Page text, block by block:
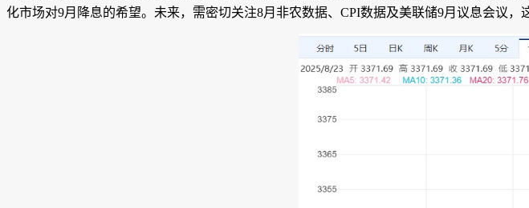
化市场对9月降息的希望。未来，需密切关注8月非农数据、CPI数据及美联储9月议息会议